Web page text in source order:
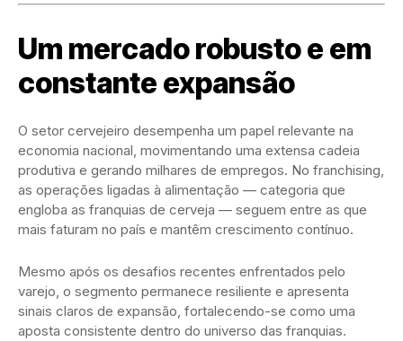
Um mercado robusto e em
constante expansão
O setor cervejeiro desempenha um papel relevante na
economia nacional, movimentando uma extensa cadeia
produtiva e gerando milhares de empregos. No franchising,
as operações ligadas à alimentação — categoria que
engloba as franquias de cerveja — seguem entre as que
mais faturam no país e mantêm crescimento contínuo.
Mesmo após os desafios recentes enfrentados pelo
varejo, o segmento permanece resiliente e apresenta
sinais claros de expansão, fortalecendo-se como uma
aposta consistente dentro do universo das franquias.